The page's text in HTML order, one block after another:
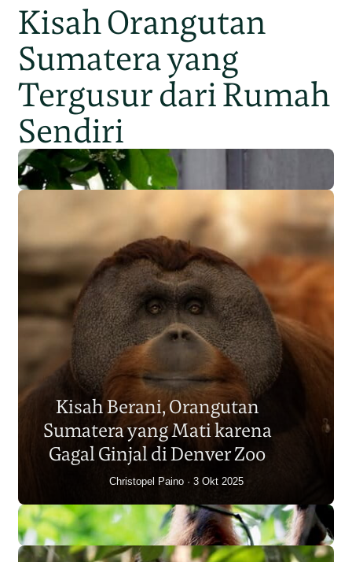
Kisah Orangutan
Sumatera yang
Tergusur dari Rumah
Sendiri
Populasi Orangutan
Sumatera Berkurang 2.700
Individu dalam Satu Dekade?
Junaidi Hanafiah 14 Jul 2026
Kisah Berani, Orangutan
Sumatera yang Mati karena
Gagal Ginjal di Denver Zoo
Christopel Paino 3 Okt 2025